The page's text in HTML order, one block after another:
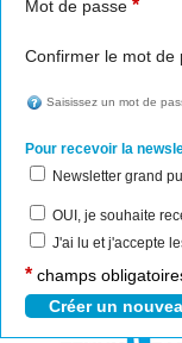
Mot de passe *
Confirmer le mot de
Saisissez un mot de
Pour recevoir la
Newsletter grand
OUI, je souhaite
J'ai lu et j'accepte
* champs